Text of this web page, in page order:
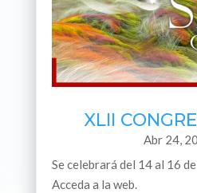
XLII
Abr 24,
Se celebrará del 14 al 16
Acceda a la web.